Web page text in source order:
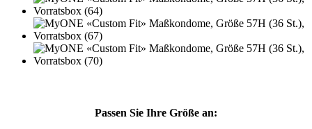
Passen Sie Ihre Größe an: